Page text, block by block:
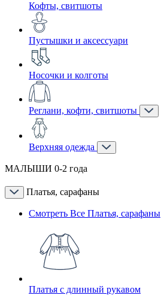
Кофты, свитшоты
Пустышки и аксессуари
Носочки и колготы
Реглани, кофти, свитшоты
Верхняя одежда
МАЛЫШИ 0-2 года
Платья, сарафаны
Смотреть Все Платья, сарафаны
Платья с длинный рукавом